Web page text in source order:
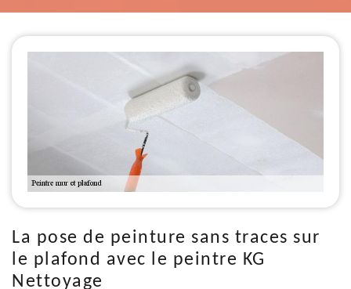
La pose de peinture sans traces sur
le plafond avec le peintre KG
Nettoyage